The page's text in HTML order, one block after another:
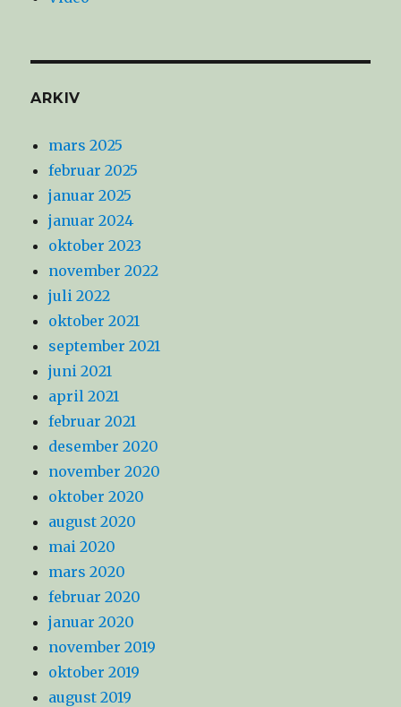
ARKIV
mars 2025
februar 2025
januar 2025
januar 2024
oktober 2023
november 2022
juli 2022
oktober 2021
september 2021
juni 2021
april 2021
februar 2021
desember 2020
november 2020
oktober 2020
august 2020
mai 2020
mars 2020
februar 2020
januar 2020
november 2019
oktober 2019
august 2019